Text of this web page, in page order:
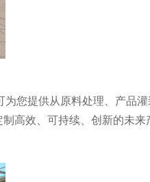
您提供从原料处理、产品
高效、可持续、创新的未来